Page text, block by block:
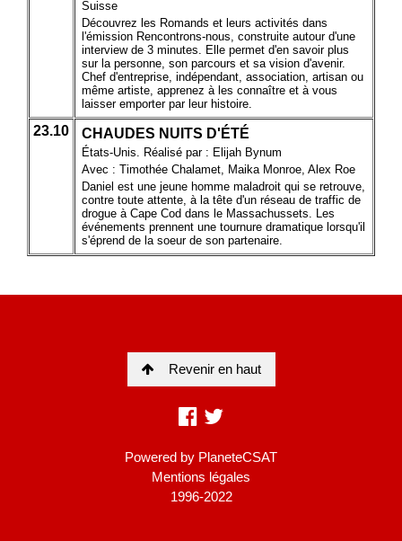
Revenir en haut
Powered by PlaneteCSAT
Mentions légales
1996-2022